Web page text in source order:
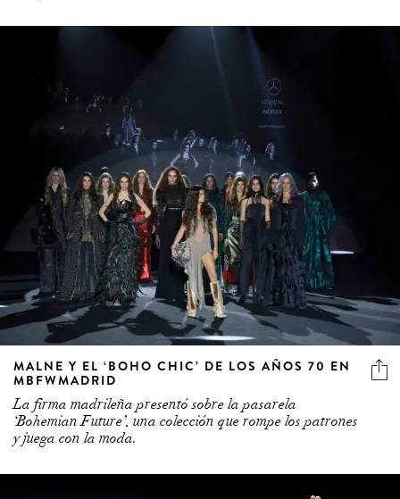
MALNE Y EL ‘BOHO CHIC’ DE LOS AÑOS 70 EN
MBFWMADRID
La firma madrileña presentó sobre la pasarela
‘Bohemian Future’, una colección que rompe los patrones
y juega con la moda.